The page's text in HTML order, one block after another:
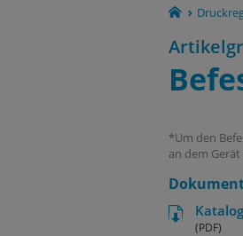
*Um den
an dem
(PDF)